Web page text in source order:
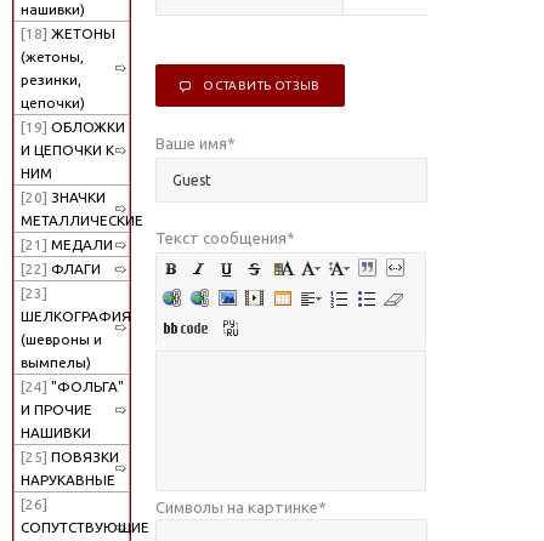
нашивки)
[18] ЖЕТОНЫ
(жетоны,
резинки,
цепочки)
[19] ОБЛОЖКИ
И ЦЕПОЧКИ К
НИМ
[20] ЗНАЧКИ
МЕТАЛЛИЧЕСКИЕ
[21] МЕДАЛИ
[22] ФЛАГИ
[23]
ШЕЛКОГРАФИЯ
(шевроны и
вымпелы)
[24] "ФОЛЬГА"
И ПРОЧИЕ
НАШИВКИ
[25] ПОВЯЗКИ
НАРУКАВНЫЕ
[26]
СОПУТСТВУЮЩИЕ
ОСТАВИТЬ ОТЗЫВ
Ваше имя*
Текст сообщения*
Символы на картинке*